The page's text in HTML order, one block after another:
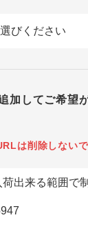
加してご希望
は削除しないで